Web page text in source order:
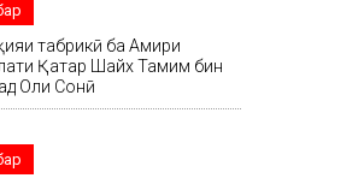
табрикӣ ба Амири
Қатар Шайх Тамим бин
Оли Сонӣ